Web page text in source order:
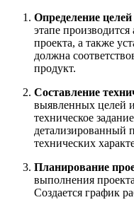
Определение
этапе
проекта, а также
должна
продукт.
Составление
выявленных целей
техническое
детализированный
технических
Планирование
выполнения
Создается график